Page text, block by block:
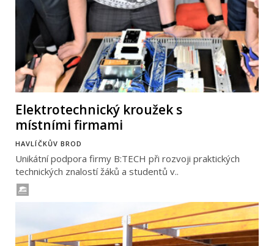
Elektrotechnický kroužek s
místními firmami
HAVLÍČKŮV BROD
Unikátní podpora firmy B:TECH při rozvoji praktických
technických znalostí žáků a studentů v..